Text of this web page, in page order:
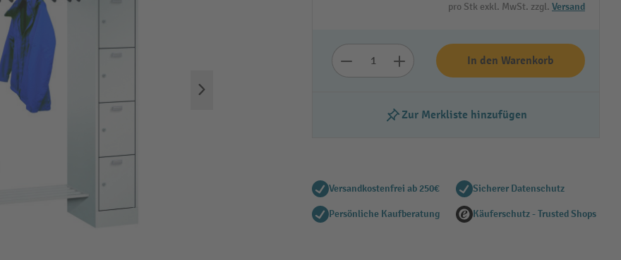
pro Stk exkl. MwSt. zzgl. Versand
In den Warenkorb
Zur Merkliste hinzufügen
Versandkostenfrei ab 250€ Sicherer Datenschutz
Persönliche Kaufberatung Käuferschutz - Trusted Shops